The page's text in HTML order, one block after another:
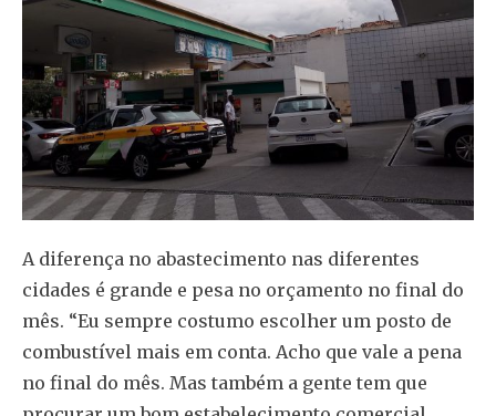
A diferença no abastecimento nas diferentes
cidades é grande e pesa no orçamento no final do
mês. “Eu sempre costumo escolher um posto de
combustível mais em conta. Acho que vale a pena
no final do mês. Mas também a gente tem que